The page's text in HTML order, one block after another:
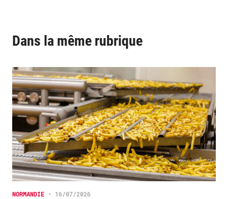
Dans la même rubrique
NORMANDIE • 16/07/2026